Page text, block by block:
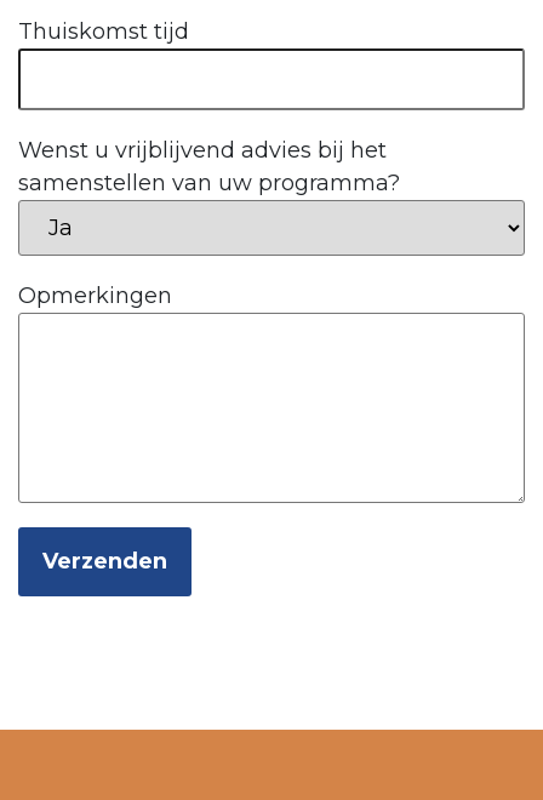
Thuiskomst tijd
Wenst u vrijblijvend advies bij het
samenstellen van uw programma?
Opmerkingen
Verzenden